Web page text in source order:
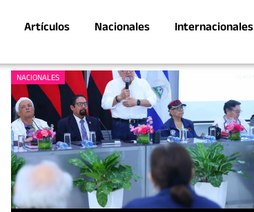
Artículos Nacionales Internacionales
NACIONALES